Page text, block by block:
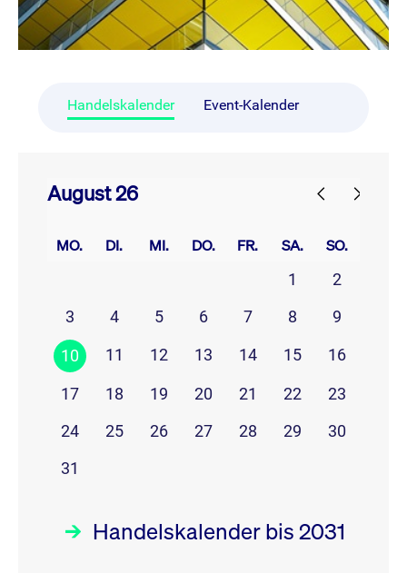
Handelskalender Event-Kalender
August 26
MO. DI. MI. DO. FR. SA. SO.
1
2
3
4 5 6 7 8 9
10 11 12 13 14 15 16
17 18 19 20 21 22
23
24
25 26 27 28 29
30
31
Handelskalender bis 2031